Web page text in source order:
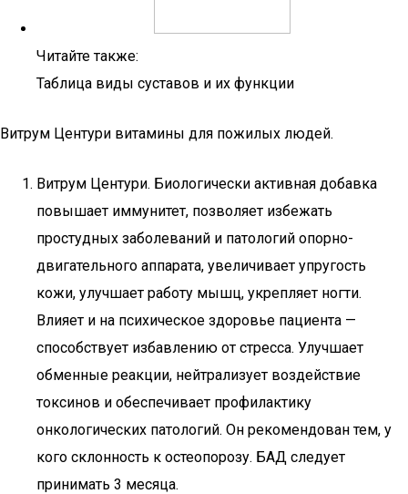
Читайте также:
Таблица виды суставов и их функции
Витрум Центури витамины для пожилых людей.
Витрум Центури. Биологически активная добавка
повышает иммунитет, позволяет избежать
простудных заболеваний и патологий опорно-
двигательного аппарата, увеличивает упругость
кожи, улучшает работу мышц, укрепляет ногти.
Влияет и на психическое здоровье пациента —
способствует избавлению от стресса. Улучшает
обменные реакции, нейтрализует воздействие
токсинов и обеспечивает профилактику
онкологических патологий. Он рекомендован тем, у
кого склонность к остеопорозу. БАД следует
принимать 3 месяца.